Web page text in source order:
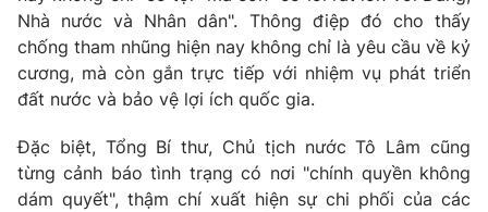
Nhà nước và Nhân dân". Thông điệp đó cho thấy
chống tham nhũng hiện nay không chỉ là yêu cầu về kỷ
cương, mà còn gắn trực tiếp với nhiệm vụ phát triển
đất nước và bảo vệ lợi ích quốc gia.
Đặc biệt, Tổng Bí thư, Chủ tịch nước Tô Lâm cũng
từng cảnh báo tình trạng có nơi "chính quyền không
dám quyết", thậm chí xuất hiện sự chi phối của các